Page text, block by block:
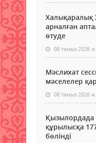
Халықаралық
арналған
өтуде
08 тамыз 2026 ж.
Мәслихат
мәселелер
08 тамыз 2026 ж.
құрылысқа
бөлінді